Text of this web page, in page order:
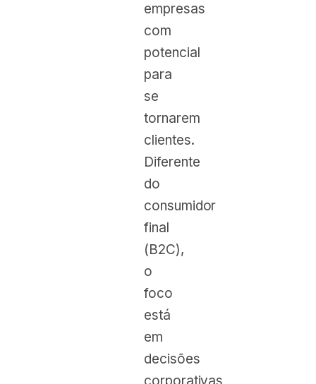
empresas
com
potencial
para
se
tornarem
clientes.
Diferente
do
consumidor
final
(B2C),
o
foco
está
em
decisões